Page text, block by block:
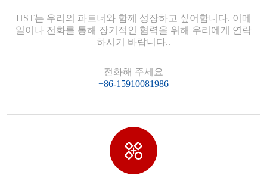
HST는 우리의 파트너와 함께 성장하고 싶어합니다. 이메
일이나 전화를 통해 장기적인 협력을 위해 우리에게 연락
하시기 바랍니다..
전화해 주세요
+86-15910081986